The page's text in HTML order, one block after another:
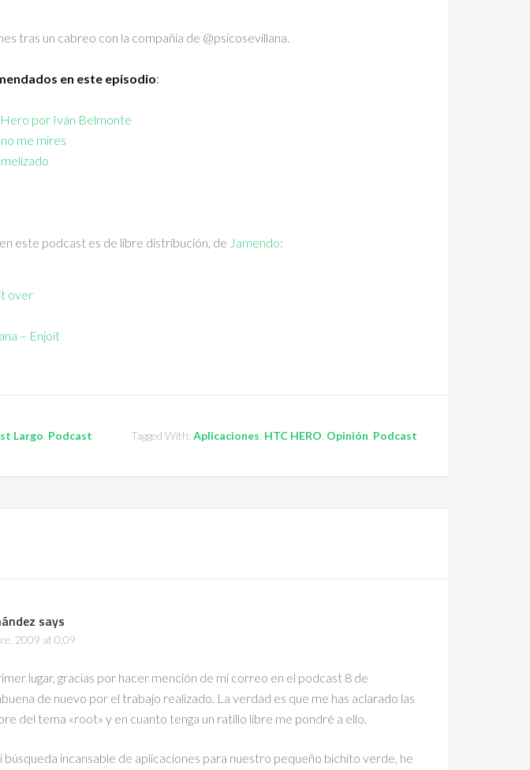
tras un cabreo con la compañía de @psicosevillana.
en este episodio:
por Iván Belmonte
me mires
este podcast es de libre distribución, de Jamendo:
over
– Enjoit
Largo Podcast Tagged With: Aplicaciones HTC HERO Opinión Podcast
says
2009 at 0:09
lugar, gracias por hacer mención de mi correo en el podcast 8 de
de nuevo por el trabajo realizado. La verdad es que me has aclarado las
del tema «root» y en cuanto tenga un ratillo libre me pondré a ello.
búsqueda incansable de aplicaciones para nuestro pequeño bichito verde, he